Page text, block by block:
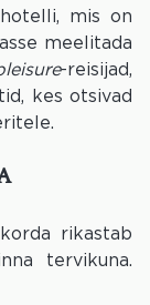
mis on
meelitada
-reisijad,
kes otsivad
rikastab
tervikuna.